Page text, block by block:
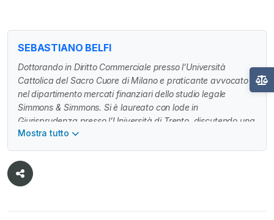
SEBASTIANO BELFI
Dottorando in Diritto Commerciale presso l’Università
Cattolica del Sacro Cuore di Milano e praticante avvocato
nel dipartimento mercati finanziari dello studio legale
Simmons & Simmons. Si è laureato con lode in
Giurisprudenza presso l’Università di Trento, discutendo una
tesi in diritto bancario, e ha conseguito un LL.M. in
l’Università di Glasgow (Regno Unito).
Mostra tutto